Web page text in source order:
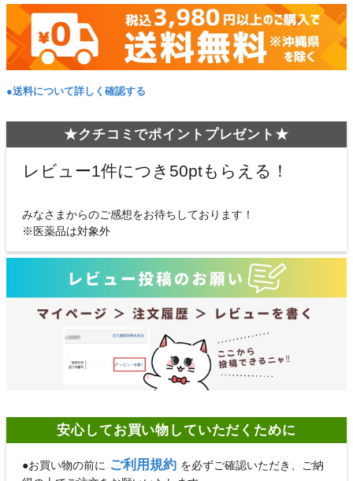
●送料について詳しく確認する
★クチコミでポイントプレゼント★
レビュー1件につき50ptもらえる！
みなさまからのご感想をお待ちしております！
※医薬品は対象外
安心してお買い物していただくために
●お買い物の前に ご利用規約 を必ずご確認いただき、ご納